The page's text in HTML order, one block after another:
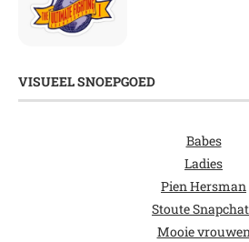
VISUEEL SNOEPGOED
Babes
Ladies
Pien Hersman
Stoute
Mooie vrouwen